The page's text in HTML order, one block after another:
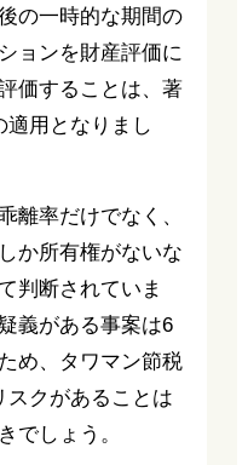
の一時的な期間の
ョンを財産評価に
価することは、著
適用となりまし
離率だけでなく、
か所有権がないな
判断されていま
義がある事案は6
め、タワマン節税
スクがあることは
でしょう。